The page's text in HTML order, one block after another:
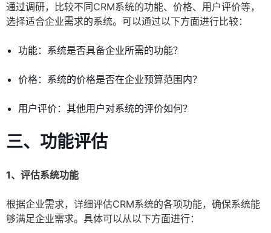
通过调研，比较不同CRM系统的功能、价格、用户评价等，
选择适合企业需求的系统。可以通过以下方面进行比较：
功能：系统是否具备企业所需的功能？
价格：系统的价格是否在企业预算范围内？
用户评价：其他用户对系统的评价如何？
三、功能评估
1、评估系统功能
根据企业需求，详细评估CRM系统的各项功能，确保系统能
够满足企业需求。具体可以从以下方面进行：